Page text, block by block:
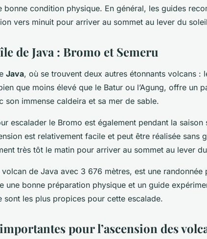
bonne condition physique. En général, les guides
vers minuit pour arriver au sommet au lever du
de Java : Bromo et Semeru
Java, où se trouvent deux autres étonnants volcans :
que moins élevé que le Batur ou l’Agung, offre un
son immense caldeira et sa mer de sable.
escalader le Bromo est également pendant la saison
est relativement facile et peut être réalisée sans
très tôt le matin pour arriver au sommet au lever
de Java avec 3 676 mètres, est une randonnée
une bonne préparation physique et un guide
sont les plus propices pour cette escalade.
pour l’ascension des